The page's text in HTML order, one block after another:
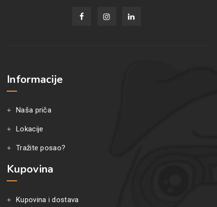
Informacije
Naša priča
Lokacije
Tražite posao?
Kupovina
Kupovina i dostava